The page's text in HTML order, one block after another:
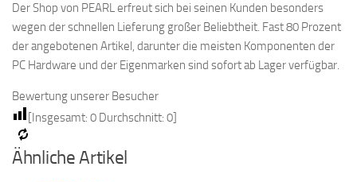
Der Shop von PEARL erfreut sich bei seinen Kunden besonders
wegen der schnellen Lieferung großer Beliebtheit. Fast 80 Prozent
der angebotenen Artikel, darunter die meisten Komponenten der
PC Hardware und der Eigenmarken sind sofort ab Lager verfügbar.
Bewertung unserer Besucher
[Insgesamt: 0 Durchschnitt: 0]
Ähnliche Artikel